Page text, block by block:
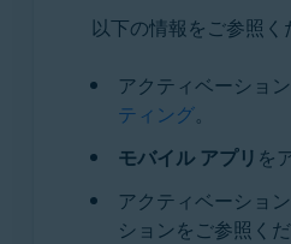
以下の情報をご参照く
アクティベーショ
ティング。
モバイル アプリ を
アクティベーショ
ションをご参照くだ